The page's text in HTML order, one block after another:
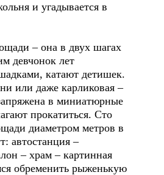
и угадывается в
– она в двух шагах
девчонок лет
катают детишек.
или даже карликовая –
в миниатюрные
прокатиться. Сто
диаметром метров в
автостанция –
– храм – картинная
обременить рыженькую